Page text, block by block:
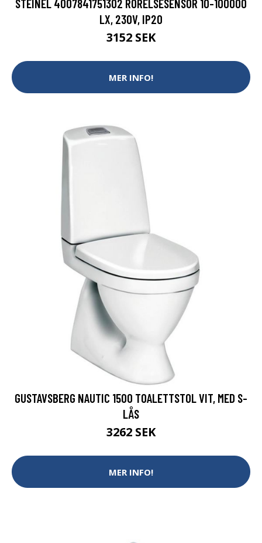
STEINEL 4007841751302 RÖRELSESENSOR 10-100000
LX, 230V, IP20
3152 SEK
MER INFO!
GUSTAVSBERG NAUTIC 1500 TOALETTSTOL VIT, MED S-
LÅS
3262 SEK
MER INFO!